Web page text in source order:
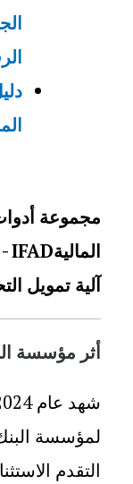
مجموعة أدوات
المالية- IFAD
آلية تمويل
أثرمؤسسة
لمؤسسة
التقدم